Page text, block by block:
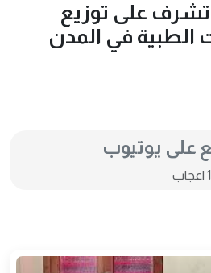
تشرف على توزيع
الطبية في المدن
على يوتيوب